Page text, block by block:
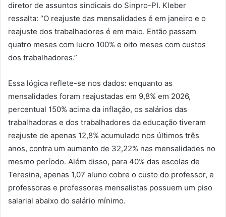
diretor de assuntos sindicais do Sinpro-PI. Kleber
ressalta: “O reajuste das mensalidades é em janeiro e o
reajuste dos trabalhadores é em maio. Então passam
quatro meses com lucro 100% e oito meses com custos
dos trabalhadores.”
Essa lógica reflete-se nos dados: enquanto as
mensalidades foram reajustadas em 9,8% em 2026,
percentual 150% acima da inflação, os salários das
trabalhadoras e dos trabalhadores da educação tiveram
reajuste de apenas 12,8% acumulado nos últimos três
anos, contra um aumento de 32,22% nas mensalidades no
mesmo período. Além disso, para 40% das escolas de
Teresina, apenas 1,07 aluno cobre o custo do professor, e
professoras e professores mensalistas possuem um piso
salarial abaixo do salário mínimo.